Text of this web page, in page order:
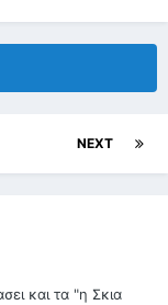
NEXT
και τα "η Σκια